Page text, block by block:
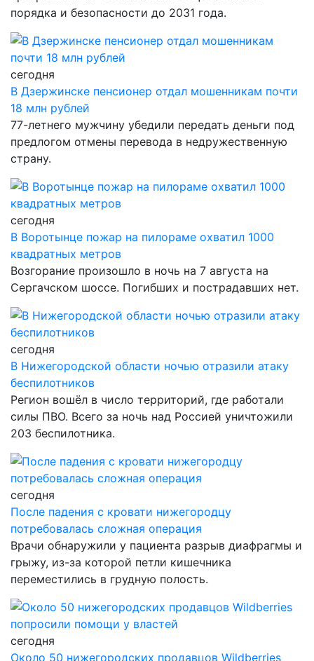
порядка и безопасности до 2031 года.
сегодня
В Дзержинске пенсионер отдал мошенникам почти
18 млн рублей
77-летнего мужчину убедили передать деньги под
предлогом отмены перевода в недружественную
страну.
сегодня
В Воротынце пожар на пилораме охватил 1000
квадратных метров
Возгорание произошло в ночь на 7 августа на
Сергачском шоссе. Погибших и пострадавших нет.
сегодня
В Нижегородской области ночью отразили атаку
беспилотников
Регион вошёл в число территорий, где работали
силы ПВО. Всего за ночь над Россией уничтожили
203 беспилотника.
сегодня
После падения с кровати нижегородцу
потребовалась сложная операция
Врачи обнаружили у пациента разрыв диафрагмы и
грыжу, из-за которой петли кишечника
переместились в грудную полость.
сегодня
Около 50 нижегородских продавцов Wildberries